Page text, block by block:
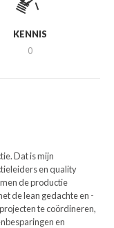
KENNIS
0
Dat is mijn
en quality
de productie
de lean gedachte en -
te coördineren,
en